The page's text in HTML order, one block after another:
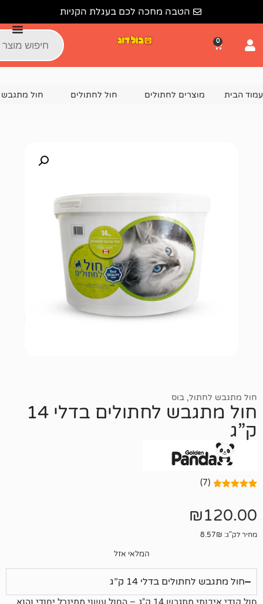
הטבה מחכה לכם בעגלת הקניות
לחתולים חול לחתולים חול מתגבש לחתול חול
,בוס
חול מתגבש לחתולים בדלי 14
בדלי 14 ק”ג